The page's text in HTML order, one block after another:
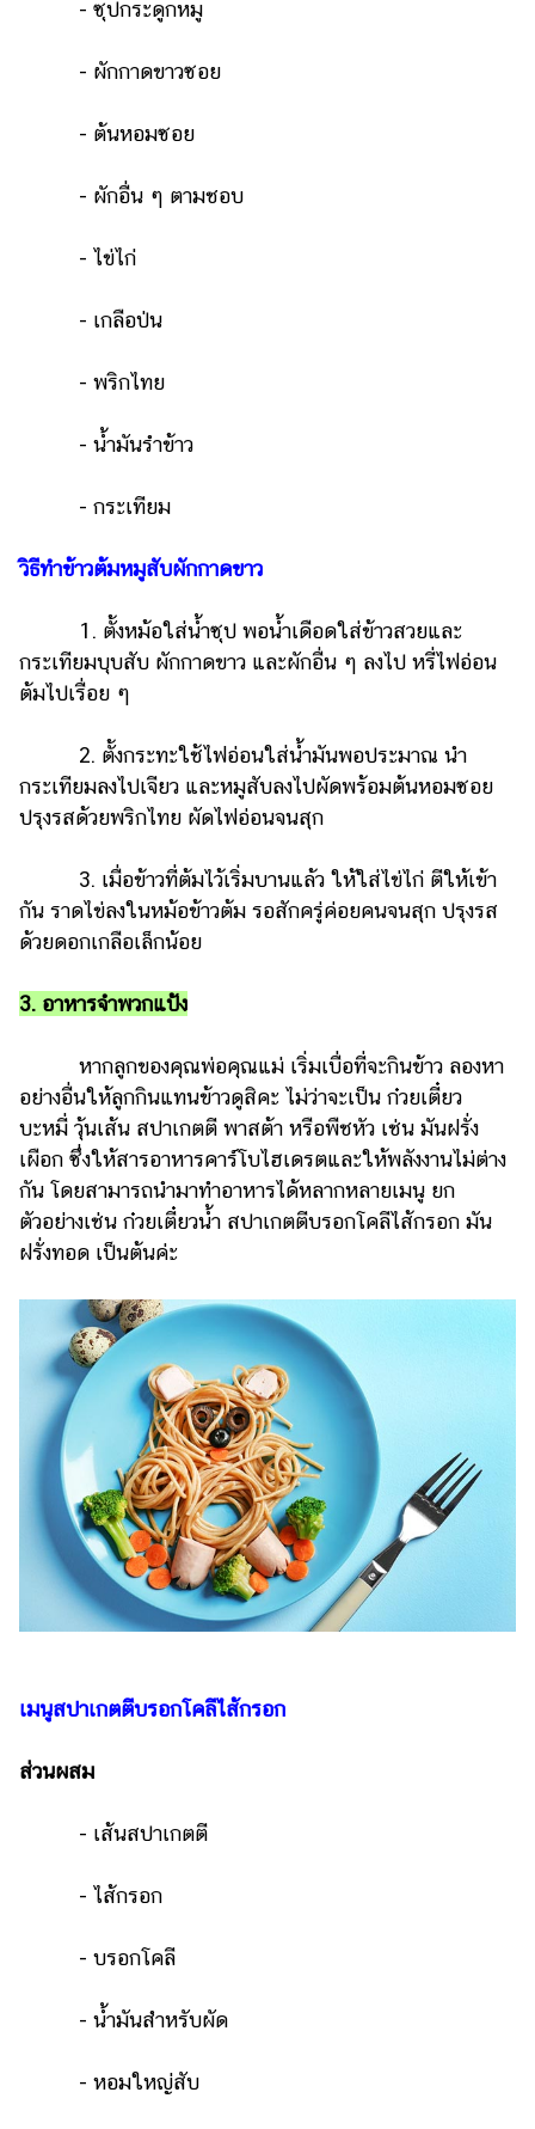
- ซุปกระดูกหมู
- ผักกาดขาวซอย
- ต้นหอมซอย
- ผักอื่น ๆ ตามชอบ
- ไข่ไก่
- เกลือป่น
- พริกไทย
- น้ำมันรำข้าว
- กระเทียม
วิธีทำข้าวต้มหมูสับผักกาดขาว
1. ตั้งหม้อใส่น้ำซุป พอน้ำเดือดใส่ข้าวสวยและ
กระเทียมบุบสับ ผักกาดขาว และผักอื่น ๆ ลงไป หรี่ไฟอ่อน
ต้มไปเรื่อย ๆ
2. ตั้งกระทะใช้ไฟอ่อนใส่น้ำมันพอประมาณ นำ
กระเทียมลงไปเจียว และหมูสับลงไปผัดพร้อมต้นหอมซอย
ปรุงรสด้วยพริกไทย ผัดไฟอ่อนจนสุก
3. เมื่อข้าวที่ต้มไว้เริ่มบานแล้ว ให้ใส่ไข่ไก่ ตีให้เข้า
กัน ราดไข่ลงในหม้อข้าวต้ม รอสักครู่ค่อยคนจนสุก ปรุงรส
ด้วยดอกเกลือเล็กน้อย
3. อาหารจำพวกแป้ง
หากลูกของคุณพ่อคุณแม่ เริ่มเบื่อที่จะกินข้าว ลองหา
อย่างอื่นให้ลูกกินแทนข้าวดูสิคะ ไม่ว่าจะเป็น ก๋วยเตี๋ยว
บะหมี่ วุ้นเส้น สปาเกตตี พาสต้า หรือพืชหัว เช่น มันฝรั่ง
เผือก ซึ่งให้สารอาหารคาร์โบไฮเดรตและให้พลังงานไม่ต่าง
กัน โดยสามารถนำมาทำอาหารได้หลากหลายเมนู ยก
ตัวอย่างเช่น ก๋วยเตี๋ยวน้ำ สปาเกตตีบรอกโคลีไส้กรอก มัน
ฝรั่งทอด เป็นต้นค่ะ
เมนูสปาเกตตีบรอกโคลีไส้กรอก
ส่วนผสม
- เส้นสปาเกตตี
- ไส้กรอก
- บรอกโคลี
- น้ำมันสำหรับผัด
- หอมใหญ่สับ